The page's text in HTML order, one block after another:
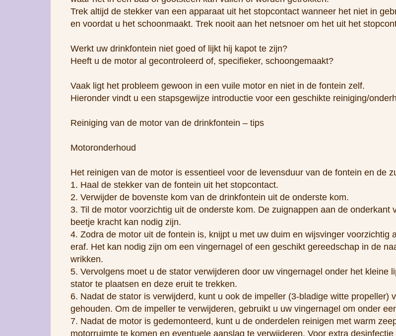
Trek altijd de stekker van een apparaat uit het stopcontact wanneer het niet in
en voordat u het schoonmaakt. Trek nooit aan het netsnoer om het uit het
Werkt uw drinkfontein niet goed of lijkt hij kapot te zijn?
Heeft u de motor al gecontroleerd of, specifieker, schoongemaakt?
Vaak ligt het probleem gewoon in een vuile motor en niet in de fontein zelf.
Hieronder vindt u een stapsgewijze introductie voor een geschikte reiniging/
Reiniging van de motor van de drinkfontein – tips
Motoronderhoud
Het reinigen van de motor is essentieel voor de levensduur van de fontein en de
1. Haal de stekker van de fontein uit het stopcontact.
2. Verwijder de bovenste kom van de drinkfontein uit de onderste kom.
3. Til de motor voorzichtig uit de onderste kom. De zuignappen aan de
beetje kracht kan nodig zijn.
4. Zodra de motor uit de fontein is, knijpt u met uw duim en wijsvinger
eraf. Het kan nodig zijn om een ​​vingernagel of een geschikt gereedschap in de
wrikken.
5. Vervolgens moet u de stator verwijderen door uw vingernagel onder het kleine
stator te plaatsen en deze eruit te trekken.
6. Nadat de stator is verwijderd, kunt u ook de impeller (3-bladige witte propeller)
gehouden. Om de impeller te verwijderen, gebruikt u uw vingernagel om onder
7. Nadat de motor is gedemonteerd, kunt u de onderdelen reinigen met warm
motorruimte te komen en eventuele aanslag te verwijderen. Voor extra